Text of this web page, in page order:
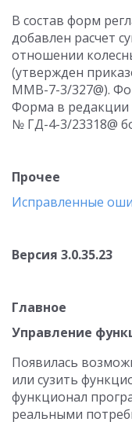
В состав форм
добавлен расчет
отношении
(утвержден
ММВ-7-3/327@).
Форма в редакции
№ ГД-4-3/23318@
Прочее
Исправленные
Версия 3.0.35.23
Главное
Управление
Появилась
или сузить
функционал
реальными